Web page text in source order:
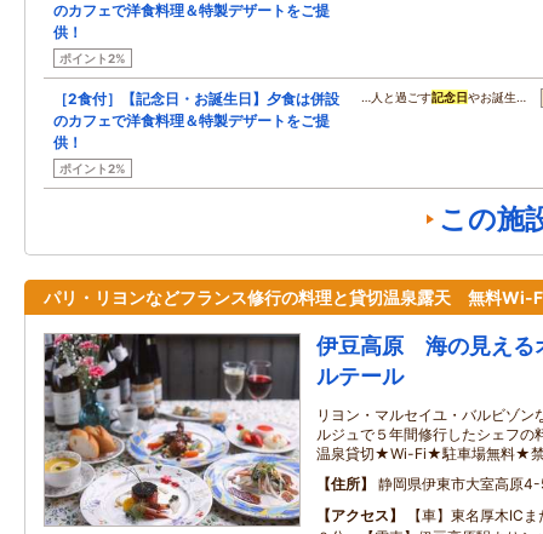
のカフェで洋食料理＆特製デザートをご提
供！
ポイント2%
［2食付］【記念日・お誕生日】夕食は併設
のカフェで洋食料理＆特製デザートをご提
供！
ポイント2%
…人と過ごす記念日やお誕生…
この施
パリ・リヨンなどフランス修行の料理と貸切温泉露天 無料Wi-
伊豆高原 海の見え
ルテール
リヨン・マルセイユ・バルビゾン
ルジュで５年間修行したシェフの
温泉貸切★Wi-Fi★駐車場無料★
住所
静岡県伊東市大室高原
アクセス
【車】東名厚木IC